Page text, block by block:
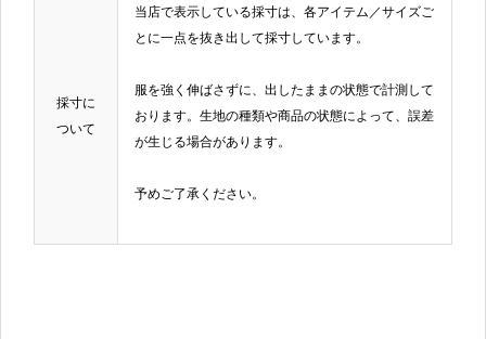
採寸に
ついて
当店で表示している採寸は、各アイテム／サイズご
とに一点を抜き出して採寸しています。
服を強く伸ばさずに、出したままの状態で計測して
おります。生地の種類や商品の状態によって、誤差
が生じる場合があります。
予めご了承ください。